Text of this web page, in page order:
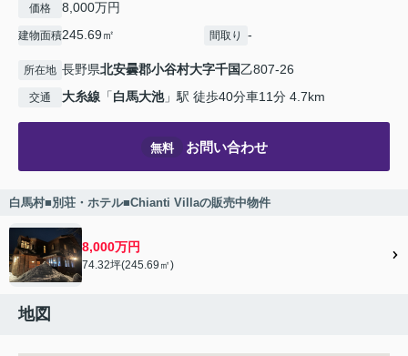
価格 8,000万円
建物面積245.69㎡ 間取り -
所在地 長野県北安曇郡小谷村大字千国乙807-26
交通 大糸線 「白馬大池」駅 徒歩40分車11分 4.7km
無料 お問い合わせ
白馬村■別荘・ホテル■Chianti Villaの販売中物件
8,000万円
74.32坪(245.69㎡)
地図